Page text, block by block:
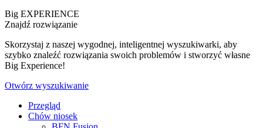
Big EXPERIENCE
Znajdź rozwiązanie
Skorzystaj z naszej wygodnej, inteligentnej wyszukiwarki, aby
szybko znaleźć rozwiązania swoich problemów i stworzyć własne
Big Experience!
Otwórz wyszukiwanie
Przegląd
Chów niosek